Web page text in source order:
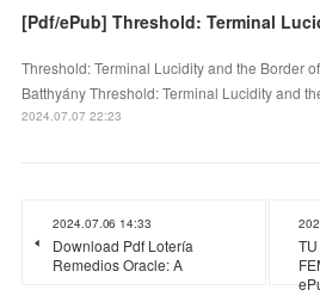
[Pdf/ePub] Threshold: Terminal
Threshold: Terminal Lucidity and the Border
Batthyány Threshold: Terminal Lucidity and
2024.07.07 22:23
2024.07.06 14:33
Download Pdf Lotería
Remedios Oracle: A